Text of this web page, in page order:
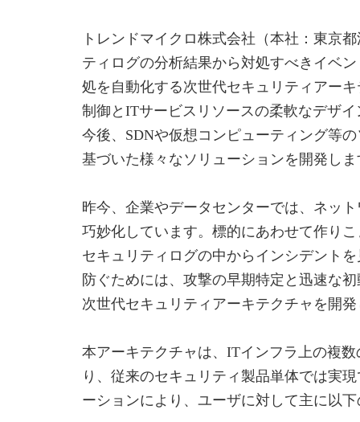
トレンドマイクロ株式会社（本社：東京
ティログの分析結果から対処すべきイベ
処を自動化する次世代セキュリティアー
制御とITサービスリソースの柔軟なデザ
今後、SDNや仮想コンピューティング等
基づいた様々なソリューションを開発しま
昨今、企業やデータセンターでは、ネッ
巧妙化しています。標的にあわせて作り
セキュリティログの中からインシデント
防ぐためには、攻撃の早期特定と迅速な
次世代セキュリティアーキテクチャを開
本アーキテクチャは、ITインフラ上の複
り、従来のセキュリティ製品単体では実
ーションにより、ユーザに対して主に以